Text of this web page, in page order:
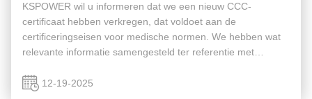
KSPOWER wil u informeren dat we een nieuw CCC-
certificaat hebben verkregen, dat voldoet aan de
certificeringseisen voor medische normen. We hebben wat
relevante informatie samengesteld ter referentie met
Medische apparaten vereisen ...
12-19-2025